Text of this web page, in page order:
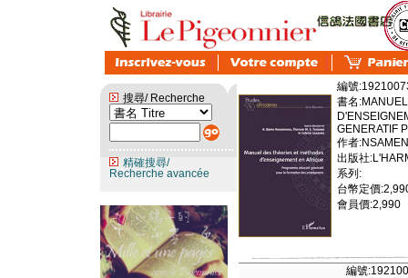
搜尋/ Recherche
精確搜尋/
Recherche avancée
編號
書名
GENERATIF
作者
出版社
系列:
台幣定價
會員價:2,990
編號